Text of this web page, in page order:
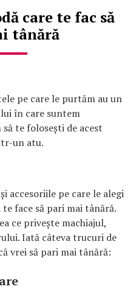
care te fac să
tânără
pe care le purtăm au un
în care suntem
te folosești de acest
un atu.
accesoriile pe care le alegi
te face să pari mai tânără.
ce privește machiajul,
Iată câteva trucuri de
vrei să pari mai tânără: